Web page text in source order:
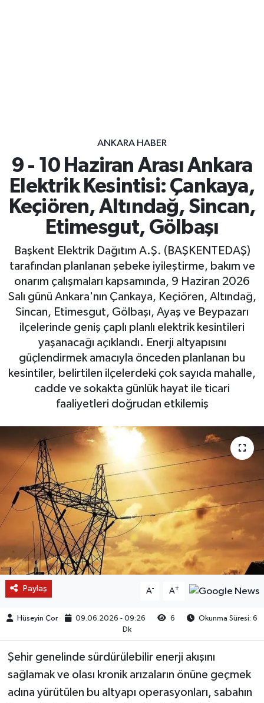
ANKARA HABER
9 - 10 Haziran Arası Ankara
Elektrik Kesintisi: Çankaya,
Keçiören, Altındağ, Sincan,
Etimesgut, Gölbaşı
Başkent Elektrik Dağıtım A.Ş. (BAŞKENTEDAŞ)
tarafından planlanan şebeke iyileştirme, bakım ve
onarım çalışmaları kapsamında, 9 Haziran 2026
Salı günü Ankara'nın Çankaya, Keçiören, Altındağ,
Sincan, Etimesgut, Gölbaşı, Ayaş ve Beypazarı
ilçelerinde geniş çaplı planlı elektrik kesintileri
yaşanacağı açıklandı. Enerji altyapısını
güçlendirmek amacıyla önceden planlanan bu
kesintiler, belirtilen ilçelerdeki çok sayıda mahalle,
cadde ve sokakta günlük hayat ile ticari
faaliyetleri doğrudan etkilemiş
Paylaş A- A+
Hüseyin Çor 09.06.2026 - 09:26 6
Okunma Süresi: 6
Dk
Şehir genelinde sürdürülebilir enerji akışını
sağlamak ve olası kronik arızaların önüne geçmek
adına yürütülen bu altyapı operasyonları, sabahın